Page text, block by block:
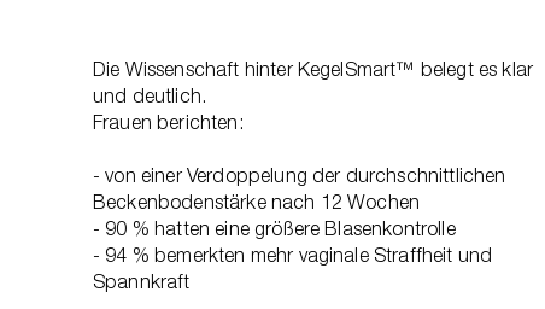
Die Wissenschaft hinter KegelSmart™ belegt es klar
und deutlich.
Frauen berichten:
- von einer Verdoppelung der durchschnittlichen
Beckenbodenstärke nach 12 Wochen
- 90 % hatten eine größere Blasenkontrolle
- 94 % bemerkten mehr vaginale Straffheit und
Spannkraft